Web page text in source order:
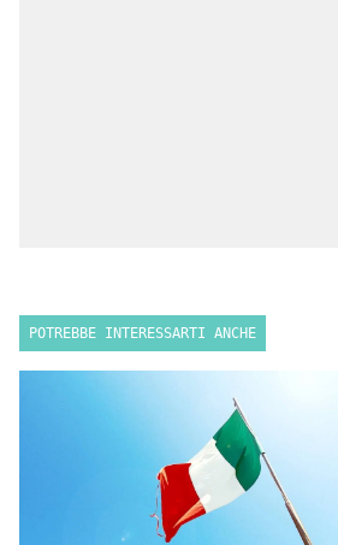
POTREBBE INTERESSARTI ANCHE